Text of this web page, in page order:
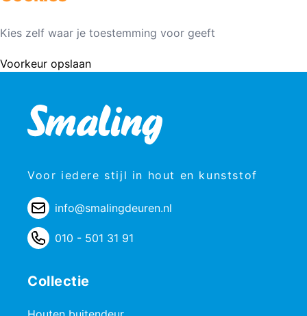
Kies zelf waar je toestemming voor geeft
Voorkeur opslaan
Voor iedere stijl in hout en kunststof
info@smalingdeuren.nl
010 - 501 31 91
Collectie